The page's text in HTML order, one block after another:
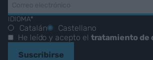
IDIOMA*
Catalán
Castellano
He leído y acepto el tratamiento de
Suscribirse